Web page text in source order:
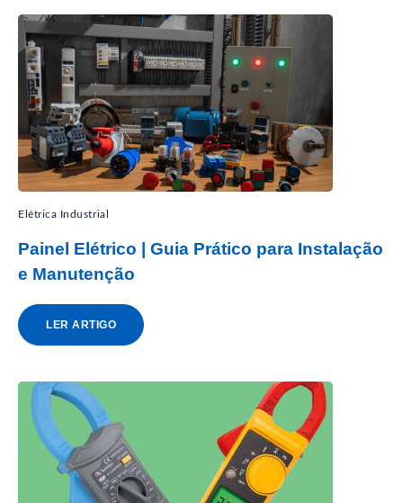
Elétrica Industrial
Painel Elétrico | Guia Prático para Instalação
e Manutenção
LER ARTIGO